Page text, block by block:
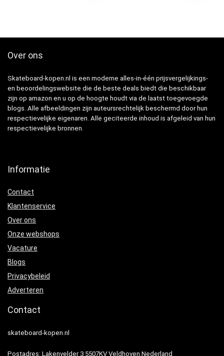
Over ons
Skateboard-kopen.nl is een moderne alles-in-één prijsvergelijkings-
en beoordelingswebsite die de beste deals biedt die beschikbaar
zijn op amazon en u op de hoogte houdt via de laatst toegevoegde
blogs. Alle afbeeldingen zijn auteursrechtelijk beschermd door hun
respectievelijke eigenaren. Alle geciteerde inhoud is afgeleid van hun
respectievelijke bronnen.
Informatie
Contact
Klantenservice
Over ons
Onze webshops
Vacature
Blogs
Privacybeleid
Adverteren
Contact
skateboard-kopen.nl
Postadres: Lakenvelder 3 5507KV Veldhoven Nederland